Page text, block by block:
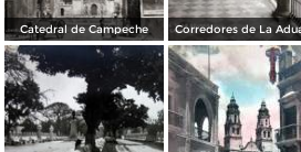
Catedral de Campeche Corredores de La